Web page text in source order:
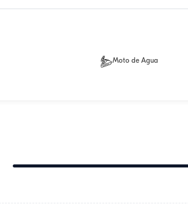
Moto de Agua